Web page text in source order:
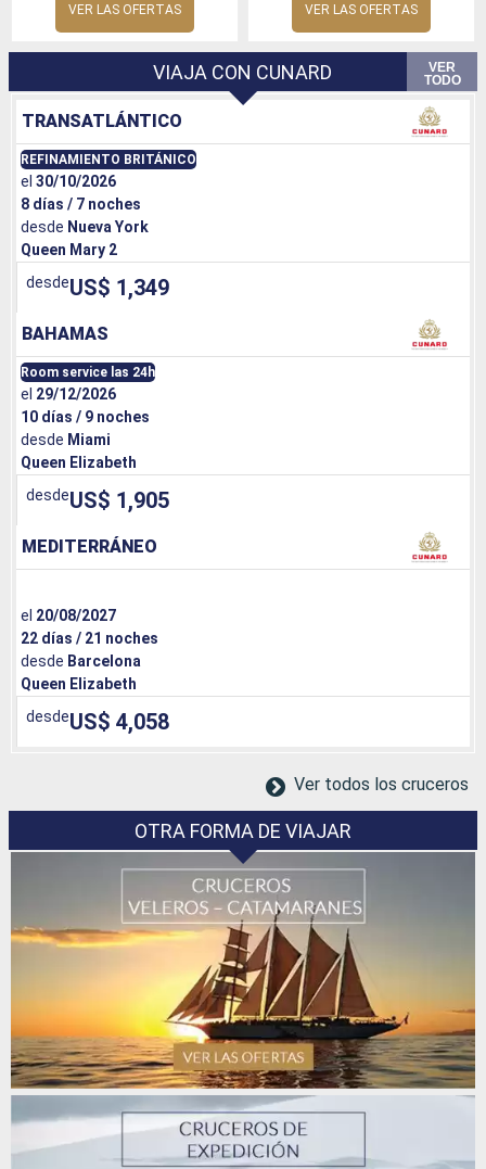
VER LAS OFERTAS VER LAS OFERTAS
VIAJA CON CUNARD
VER
TODO
TRANSATLÁNTICO
Queen Mary 2
desde Nueva York
8 días / 7 noches
el 30/10/2026
REFINAMIENTO BRITÁNICO
desdeUS$ 1,349
BAHAMAS
Queen Elizabeth
desde Miami
10 días / 9 noches
el 29/12/2026
Room service las 24h
desdeUS$ 1,905
MEDITERRÁNEO
Queen Elizabeth
desde Barcelona
22 días / 21 noches
el 20/08/2027
desdeUS$ 4,058
Ver todos los cruceros
OTRA FORMA DE VIAJAR